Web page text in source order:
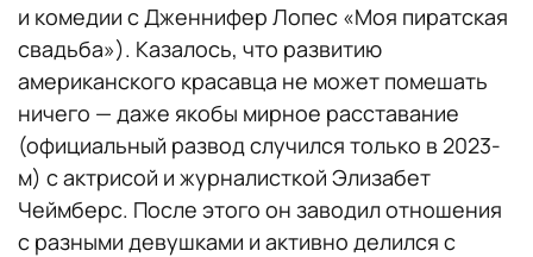
и комедии с Дженнифер Лопес «Моя пиратская
свадьба»). Казалось, что развитию
американского красавца не может помешать
ничего — даже якобы мирное расставание
(официальный развод случился только в 2023-
м) с актрисой и журналисткой Элизабет
Чеймберс. После этого он заводил отношения
с разными девушками и активно делился с